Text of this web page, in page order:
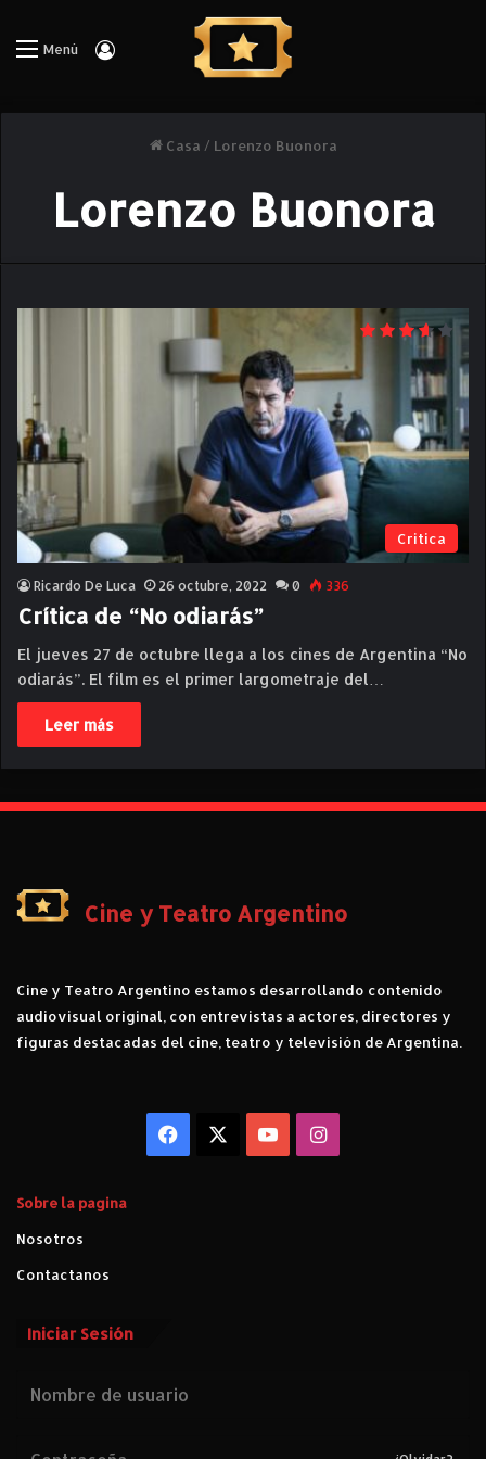
Menú Iniciar Sesión
Casa / Lorenzo Buonora
Lorenzo Buonora
Critica
Ricardo De Luca 26 octubre, 2022 0 336
Crítica de “No odiarás”
El jueves 27 de octubre llega a los cines de Argentina “No
odiarás”. El film es el primer largometraje del…
Leer más
Cine y Teatro Argentino
Cine y Teatro Argentino estamos desarrollando contenido
audiovisual original, con entrevistas a actores, directores y
figuras destacadas del cine, teatro y televisión de Argentina.
Facebook YouTubeInstagram
Sobre la pagina
Nosotros
Contactanos
Iniciar Sesión